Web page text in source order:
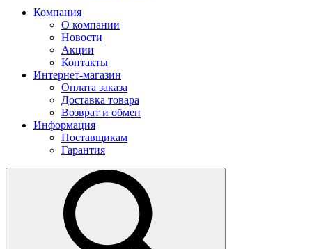
Компания
О компании
Новости
Акции
Контакты
Интернет-магазин
Оплата заказа
Доставка товара
Возврат и обмен
Информация
Поставщикам
Гарантия